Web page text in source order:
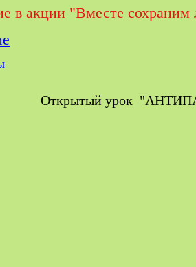
в акции "Вместе сохраним
Открытый урок